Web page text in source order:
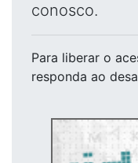
conosco.
Para liberar o
responda ao